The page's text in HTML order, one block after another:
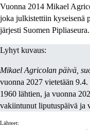
Vuonna 2014 Mikael
joka julkistettiin kyseisenä
järjesti Suomen Pipliaseura.
Lyhyt kuvaus:
Mikael Agricolan päivä,
vuonna 2027 vietetään
1960 lähtien, ja vuonna
vakiintunut liputuspäivä ja
Lähteet: